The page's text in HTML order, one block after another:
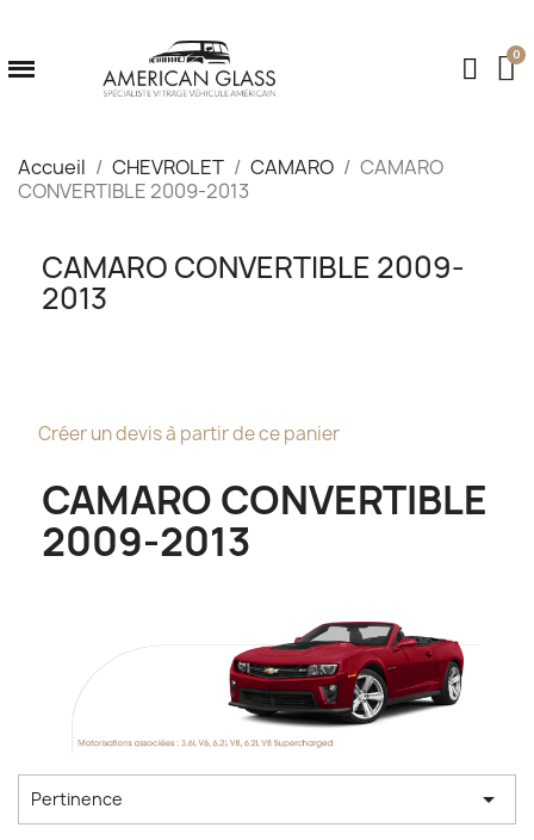
Accueil CHEVROLET CAMARO
CAMARO
CONVERTIBLE 2009-2013
CAMARO CONVERTIBLE 2009-
2013
Créer un devis à partir de ce panier
CAMARO CONVERTIBLE
2009-2013
Pertinence 